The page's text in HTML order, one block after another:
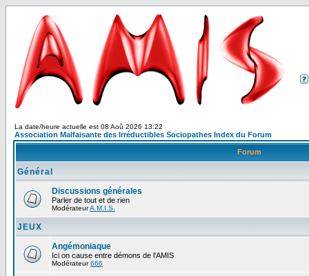
La date/heure actuelle est 08 Aoû 2026 13:22
Association Malfaisante des Irréductibles Sociopathes Index du Forum
Forum
Général
Discussions générales
Parler de tout et de rien
ModérateurA.M.I.S.
JEUX
Angémoniaque
Ici on cause entre démons de l'AMIS
Modérateur666